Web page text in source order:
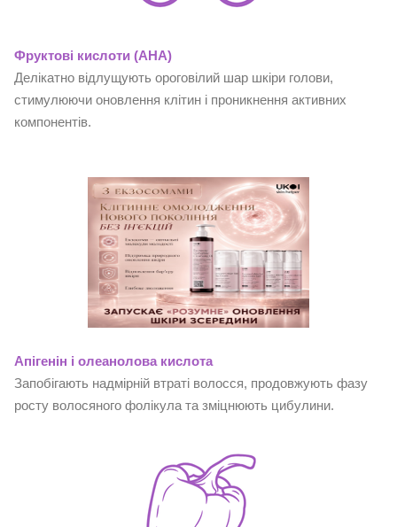
Фруктові кислоти (AHA)
Делікатно відлущують ороговілий шар шкіри голови,
стимулюючи оновлення клітин і проникнення активних
компонентів.
Апігенін і олеанолова кислота
Запобігають надмірній втраті волосся, продовжують фазу
росту волосяного фолікула та зміцнюють цибулини.